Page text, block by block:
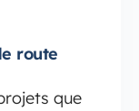
route
que